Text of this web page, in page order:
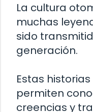
La cultura
muchas
sido
generación.
Estas
permiten
creencias y